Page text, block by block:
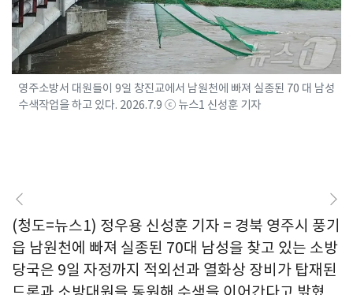
영주소방서 대원들이 9일 창진교에서 남원천에 빠져 실종된 70 대 남성
수색작업을 하고 있다. 2026.7.9 ⓒ 뉴스1 신성훈 기자
(청도=뉴스1) 정우용 신성훈 기자 = 경북 영주시 풍기
읍 남원천에 빠져 실종된 70대 남성을 찾고 있는 소방
당국은 9일 자정까지 적외선과 열화상 장비가 탑재된